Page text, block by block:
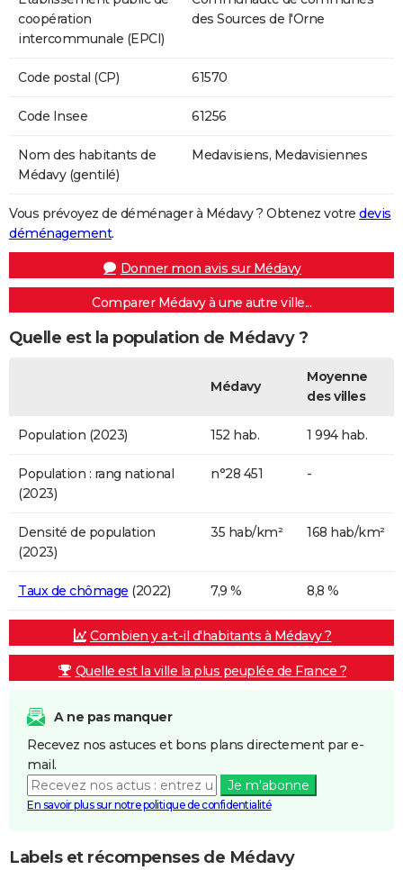
coopération
intercommunale (EPCI)
des Sources de l'Orne
Code postal (CP) 61570
Code Insee 61256
Nom des habitants de
Médavy (gentilé)
Medavisiens, Medavisiennes
Vous prévoyez de déménager à Médavy ? Obtenez votre devis
déménagement.
Donner mon avis sur Médavy
Comparer Médavy à une autre ville...
Quelle est la population de Médavy ?
Médavy
Moyenne
des villes
Population (2023) 152 hab. 1 994 hab.
Population : rang national
(2023)
n°28 451 -
Densité de population
(2023)
35 hab/km² 168 hab/km²
Taux de chômage (2022) 7,9 % 8,8 %
Combien y a-t-il d'habitants à Médavy ?
Quelle est la ville la plus peuplée de France ?
A ne pas manquer
Recevez nos astuces et bons plans directement par e-
mail.
Je m'abonne
En savoir plus sur notre politique de confidentialité
Labels et récompenses de Médavy